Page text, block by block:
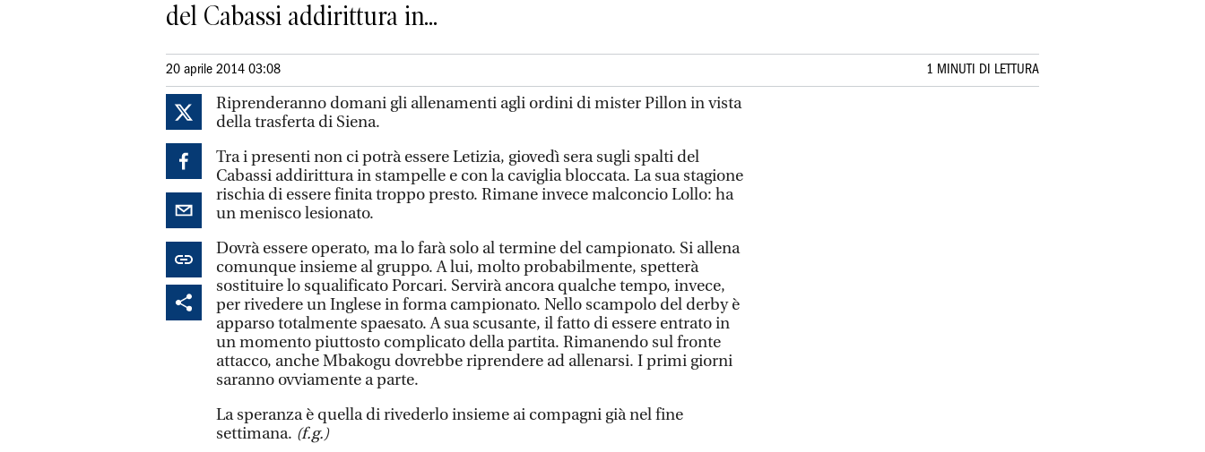
del Cabassi addirittura in...
20 aprile 2014 03:08 1 MINUTI DI LETTURA
Riprenderanno domani gli allenamenti agli ordini di mister Pillon in vista
della trasferta di Siena.
Tra i presenti non ci potrà essere Letizia, giovedì sera sugli spalti del
Cabassi addirittura in stampelle e con la caviglia bloccata. La sua stagione
rischia di essere finita troppo presto. Rimane invece malconcio Lollo: ha
un menisco lesionato.
Dovrà essere operato, ma lo farà solo al termine del campionato. Si allena
comunque insieme al gruppo. A lui, molto probabilmente, spetterà
sostituire lo squalificato Porcari. Servirà ancora qualche tempo, invece,
per rivedere un Inglese in forma campionato. Nello scampolo del derby è
apparso totalmente spaesato. A sua scusante, il fatto di essere entrato in
un momento piuttosto complicato della partita. Rimanendo sul fronte
attacco, anche Mbakogu dovrebbe riprendere ad allenarsi. I primi giorni
saranno ovviamente a parte.
La speranza è quella di rivederlo insieme ai compagni già nel fine
settimana. (f.g.)